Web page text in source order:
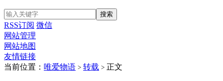
RSS订阅 微信
网站管理
网站地图
友情链接
当前位置： 唯爱物语 > 转载 > 正文